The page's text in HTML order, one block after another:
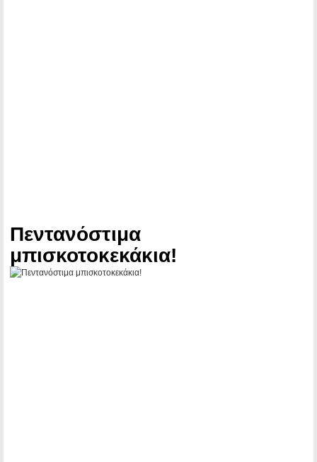
Πεντανόστιμα
μπισκοτοκεκάκια!